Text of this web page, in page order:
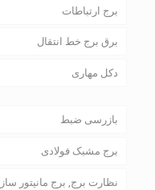
برج ارتباطات
برق برج خط انتقال
دکل مهاری
بازرسی ضبط
برج مشبک فولادی
نظارت برج, برج مانیتور